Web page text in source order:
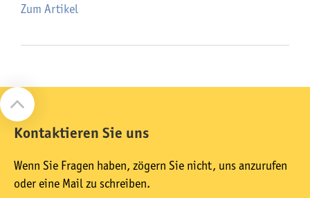
Zum Artikel
Kontaktieren Sie uns
Wenn Sie Fragen haben, zögern Sie nicht, uns anzurufen
oder eine Mail zu schreiben.